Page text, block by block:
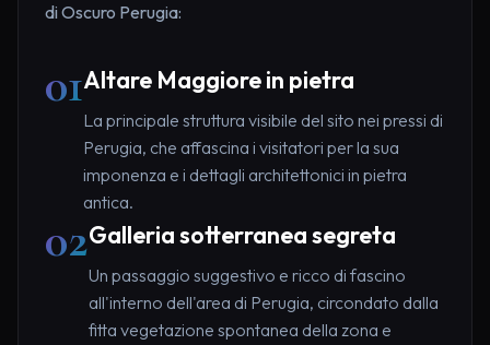
di Oscuro Perugia:
01Altare Maggiore in pietra
La principale struttura visibile del sito nei pressi di
Perugia, che affascina i visitatori per la sua
imponenza e i dettagli architettonici in pietra
antica.
02Galleria sotterranea segreta
Un passaggio suggestivo e ricco di fascino
all'interno dell'area di Perugia, circondato dalla
fitta vegetazione spontanea della zona e